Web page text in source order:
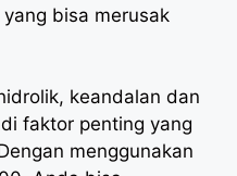
bisa merusak
keandalan dan
faktor penting yang
menggunakan